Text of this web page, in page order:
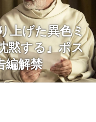
上げた異色ミ
黙する』ポス
編解禁